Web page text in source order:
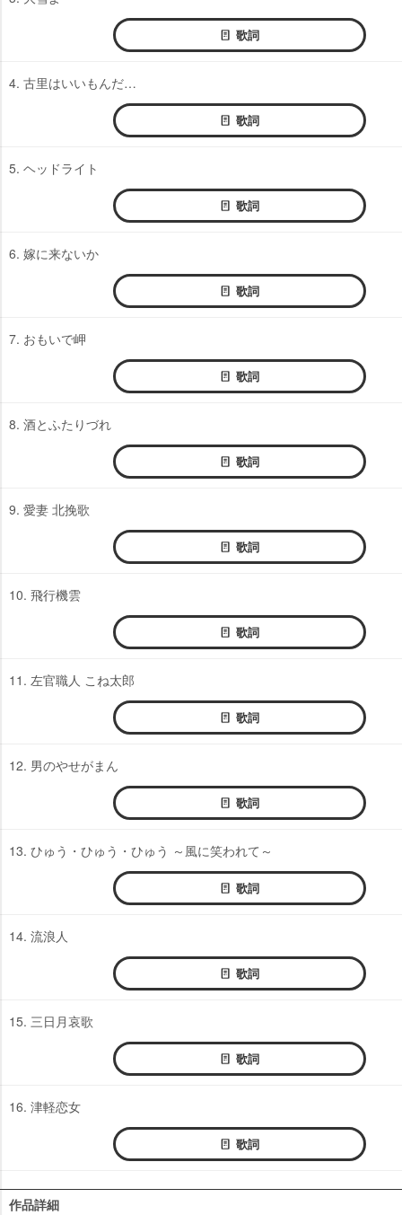
歌詞
4. 古里はいいもんだ…
歌詞
5. ヘッドライト
歌詞
6. 嫁に来ないか
歌詞
7. おもいで岬
歌詞
8. 酒とふたりづれ
歌詞
9. 愛妻 北挽歌
歌詞
10. 飛行機雲
歌詞
11. 左官職人 こね太郎
歌詞
12. 男のやせがまん
歌詞
13. ひゅう・ひゅう・ひゅう ～風に笑われて～
歌詞
14. 流浪人
歌詞
15. 三日月哀歌
歌詞
16. 津軽恋女
歌詞
作品詳細